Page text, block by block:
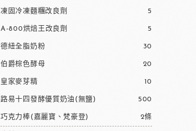
凍固冷凍麵糰改良劑 5
A-800烘焙王改良劑 5
德紐全脂奶粉 30
伯爵棕色酵母 20
皇家麥芽精 10
路易十四發酵優質奶油(無鹽) 500
巧克力棒(嘉麗寶、梵豪登) 2條